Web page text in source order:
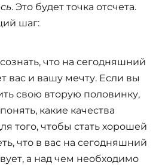
. Это будет точка отсчета.
шаг:
что на сегодняшний
вас и вашу мечту. Если вы
свою вторую половинку,
какие качества
того, чтобы стать хорошей
что в вас на сегодняшний
а над чем необходимо